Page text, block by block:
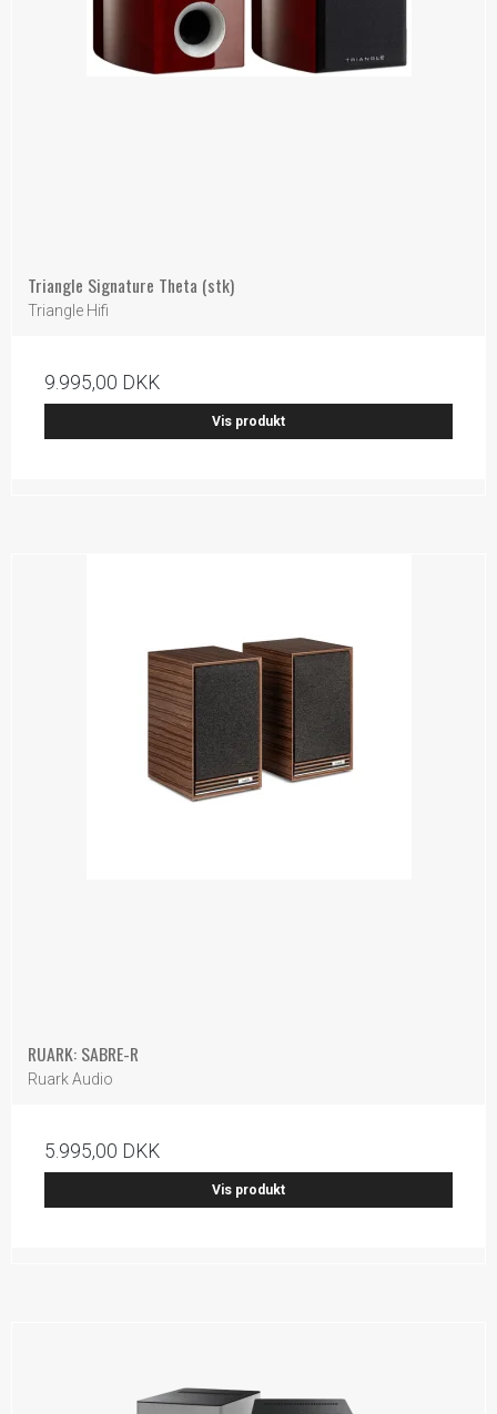
Triangle Signature Theta (stk)
Triangle Hifi
9.995,00 DKK
Vis produkt
RUARK: SABRE-R
Ruark Audio
5.995,00 DKK
Vis produkt